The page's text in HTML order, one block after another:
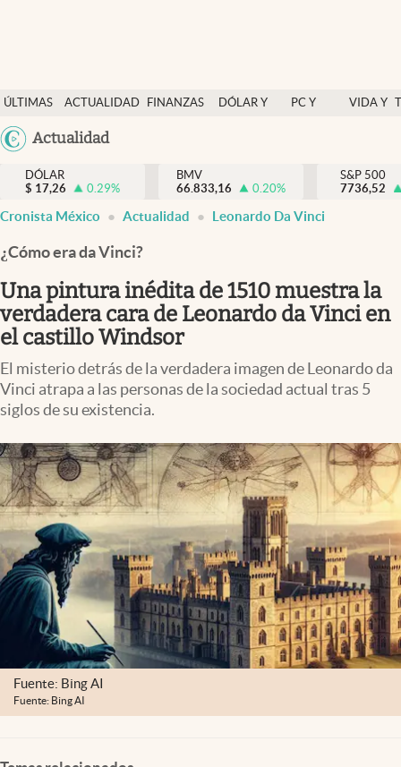
ÚLTIMAS
NOTICIAS
ACTUALIDAD
FINANZAS
DÓLAR Y
PC Y
VIDA Y
México
Actualidad
Actualidad
Finanzas y economía
Dólar y mercados
Pc y celular
Vida y estilo
Tv
Clima
Espiritualidad
Mediakit
abre en nueva pestaña
México
DÓLAR
$ 17,26 0.29%
BMV
66.833,16
0.20%
S&P 500
7736,52
Cronista México Actualidad Leonardo Da Vinci
¿Cómo era da Vinci?
Una pintura inédita de 1510 muestra la
verdadera cara de Leonardo da Vinci en
el castillo Windsor
El misterio detrás de la verdadera imagen de Leonardo da
Vinci atrapa a las personas de la sociedad actual tras 5
siglos de su existencia.
Fuente: Bing AI
Fuente: Bing AI